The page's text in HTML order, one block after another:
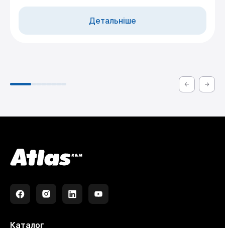
метод електричного імпедансу та технологію
трикутного лазерного розсіювання. Це гарантує
безкомпромісну точність підрахунку клітин крові.
Детальніше
Каталог